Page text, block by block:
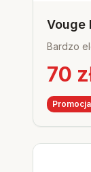
Vouge
Bardzo
70
Promocja